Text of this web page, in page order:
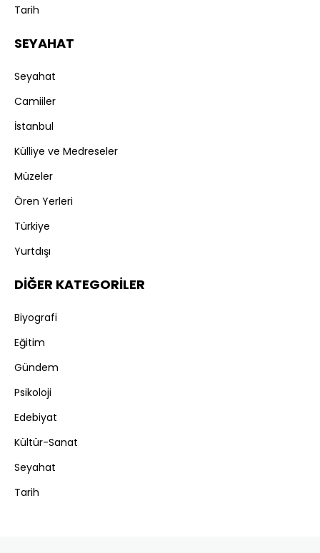
Tarih
SEYAHAT
Seyahat
Camiiler
İstanbul
Külliye ve Medreseler
Müzeler
Ören Yerleri
Türkiye
Yurtdışı
DİĞER KATEGORİLER
Biyografi
Eğitim
Gündem
Psikoloji
Edebiyat
Kültür-Sanat
Seyahat
Tarih